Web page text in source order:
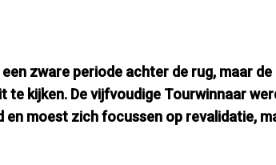
zware periode achter de rug, maar
te kijken. De vijfvoudige Tourwinnaar
en moest zich focussen op revalidatie,